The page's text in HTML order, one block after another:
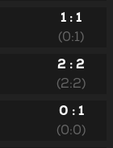
1 : 1
(0:1)
2 : 2
(2:2)
0 : 1
(0:0)